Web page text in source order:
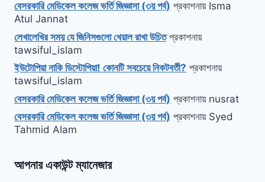
বেসরকারি মেডিকেল কলেজ ভর্তি জিজ্ঞাসা (৩য় পর্ব) প্রকাশনায় Isma
Atul Jannat
লেখালেখির সময় যে জিনিসগুলো খেয়াল রাখা উচিতপ্রকাশনায়
tawsiful_islam
ইউটোপিয়া নাকি ডিস্টোপিয়া! কোনটি সবচেয়ে নিকটবর্তী? প্রকাশনায়
tawsiful_islam
বেসরকারি মেডিকেল কলেজ ভর্তি জিজ্ঞাসা (৩য় পর্ব) প্রকাশনায় nusrat
বেসরকারি মেডিকেল কলেজ ভর্তি জিজ্ঞাসা (৩য় পর্ব) প্রকাশনায় Syed
Tahmid Alam
আপনার একাউন্ট ম্যানেজার